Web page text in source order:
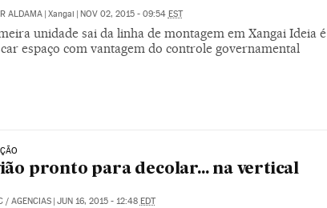
ALDAMA Xangai NOV 02, 2015 - 09:54 EST
unidade sai da linha de montagem em Xangai Ideia é
espaço com vantagem do controle governamental
pronto para decolar... na vertical
/ AGENCIAS JUN 16, 2015 - 12:48 EDT